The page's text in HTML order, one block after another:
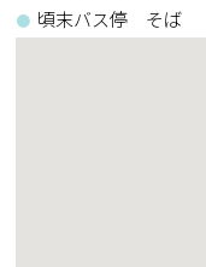
頃末バス停 そば